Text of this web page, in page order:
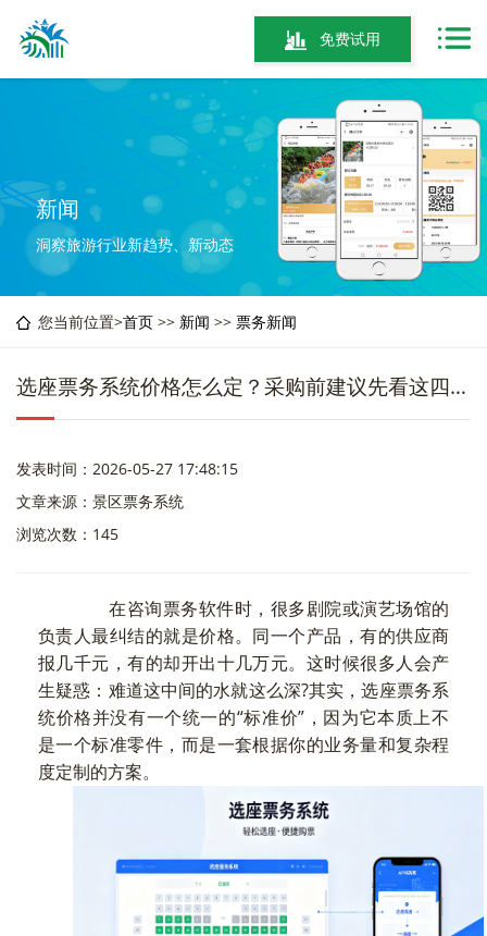
免费试用
新闻
洞察旅游行业新趋势、新动态
您当前位置>首页 >> 新闻 >> 票务新闻
选座票务系统价格怎么定？采购前建议先看这四个“隐形成本”
发表时间：2026-05-27 17:48:15
文章来源：景区票务系统
浏览次数：145
在咨询票务软件时，很多剧院或演艺场馆的
负责人最纠结的就是价格。同一个产品，有的供应商
报几千元，有的却开出十几万元。这时候很多人会产
生疑惑：难道这中间的水就这么深?其实，选座票务系
统价格并没有一个统一的“标准价”，因为它本质上不
是一个标准零件，而是一套根据你的业务量和复杂程
度定制的方案。